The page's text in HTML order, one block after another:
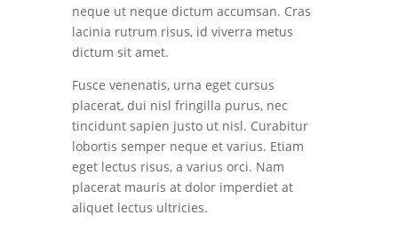
neque ut neque dictum accumsan. Cras
lacinia rutrum risus, id viverra metus
dictum sit amet.
Fusce venenatis, urna eget cursus
placerat, dui nisl fringilla purus, nec
tincidunt sapien justo ut nisl. Curabitur
lobortis semper neque et varius. Etiam
eget lectus risus, a varius orci. Nam
placerat mauris at dolor imperdiet at
aliquet lectus ultricies.